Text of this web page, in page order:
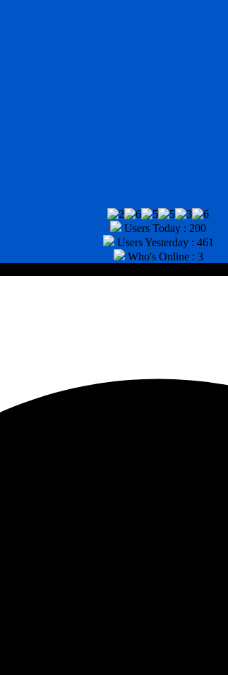
Users Today : 200
Users Yesterday : 461
Who's Online : 3